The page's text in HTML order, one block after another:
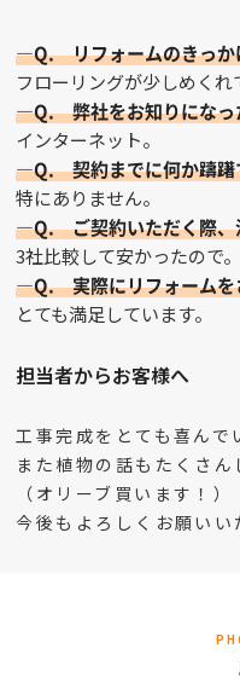
—Q. リフォームのきっか
フローリングが少しめくれ
—Q. 弊社をお知りになっ
インターネット。
—Q. 契約までに何か躊躇
特にありません。
—Q. ご契約いただく際、
3社比較して安かったので。
—Q. 実際にリフォームを
とても満足しています。
担当者からお客様へ
工事完成をとても喜んで
また植物の話もたくさん
（オリーブ買います！）
今後もよろしくお願い